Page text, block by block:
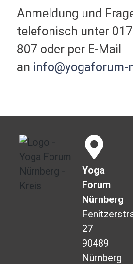
Anmeldung und
telefonisch unter
807 oder per E-Mail
an info@yogaforum-
Yoga
Forum
Nürnberg
27
90489
Nürnberg